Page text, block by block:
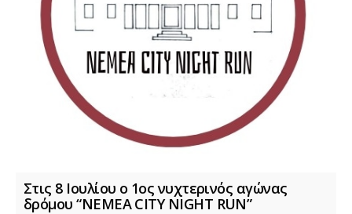
Στις 8 Ιουλίου ο 1ος νυχτερινός αγώνας
δρόμου “NEMEA CITY NIGHT RUN”